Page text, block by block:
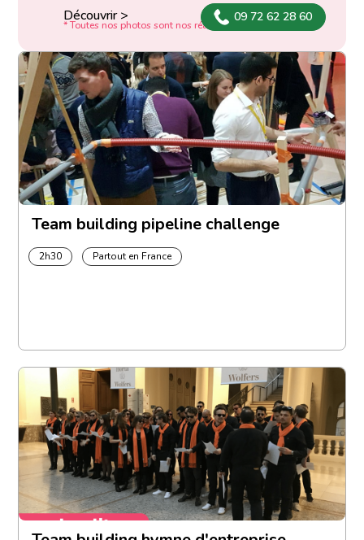
Découvrir >
* Toutes nos photos sont nos réalisations
09 72 62 28 60
Team building pipeline challenge
2h30 Partout en France